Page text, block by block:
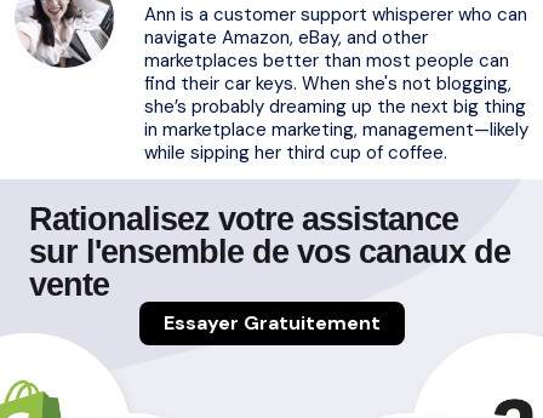
Ann is a customer support whisperer who can
navigate Amazon, eBay, and other
marketplaces better than most people can
find their car keys. When she's not blogging,
she’s probably dreaming up the next big thing
in marketplace marketing, management—likely
while sipping her third cup of coffee.
Rationalisez votre assistance
sur l'ensemble de vos canaux de
vente
Essayer Gratuitement